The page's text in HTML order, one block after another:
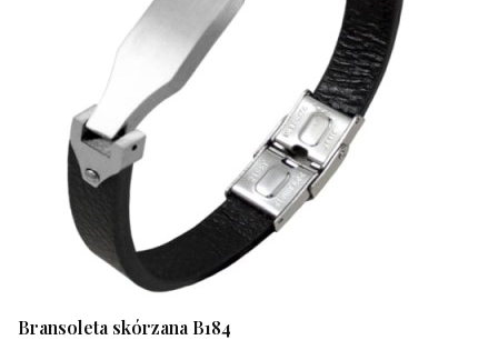
Bransoleta skórzana B184